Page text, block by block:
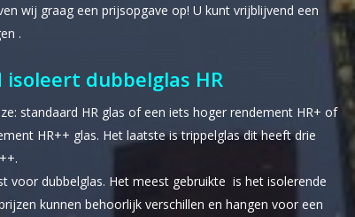
wij graag een prijsopgave op! U kunt vrijblijvend een
.
isoleert dubbelglas HR
standaard HR glas of een iets hoger rendement HR+ of
HR++ glas. Het laatste is trippelglas dit heeft drie
voor dubbelglas. Het meest gebruikte is het isolerende
kunnen behoorlijk verschillen en hangen voor een